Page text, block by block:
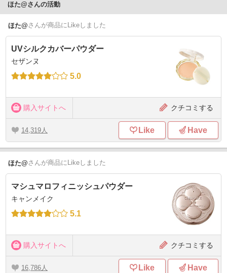
ほた@さんの活動
ほた@さんが商品にLikeしました
UVシルクカバーパウダー
セザンヌ
5.0
購入サイトへ クチコミする
14,319 Like Have
ほた@さんが商品にLikeしました
マシュマロフィニッシュパウダー
キャンメイク
5.1
購入サイトへ クチコミする
16,786 Like Have